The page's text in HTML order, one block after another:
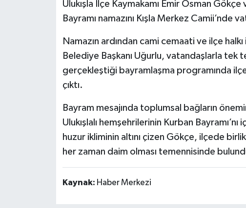
Ulukışla İlçe Kaymakamı Emir Osman
Bayramı namazını Kışla Merkez
Namazın ardından cami cemaati ve ilçe
Belediye Başkanı Uğurlu, vatandaşlarla tek
gerçekleştiği bayramlaşma programında
çıktı.
Bayram mesajında toplumsal bağların
Ulukışlalı hemşehrilerinin Kurban
huzur ikliminin altını çizen Gökçe, ilçede
her zaman daim olması temennisinde
Kaynak: Haber Merkezi